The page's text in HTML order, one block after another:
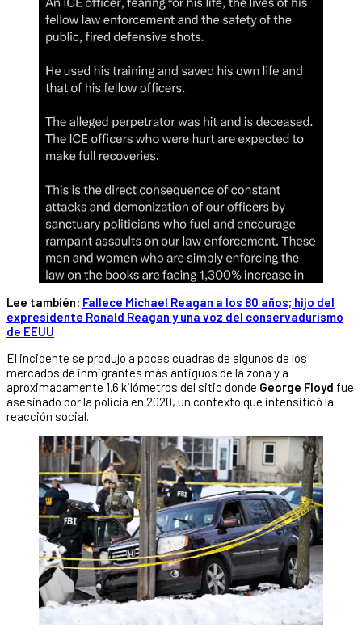
Lee también: Fallece Michael Reagan a los 80 años; hijo del
expresidente Ronald Reagan y una voz del conservadurismo
de EEUU
El incidente se produjo a pocas cuadras de algunos de los
mercados de inmigrantes más antiguos de la zona y a
aproximadamente 1.6 kilómetros del sitio donde George Floyd fue
asesinado por la policía en 2020, un contexto que intensificó la
reacción social.